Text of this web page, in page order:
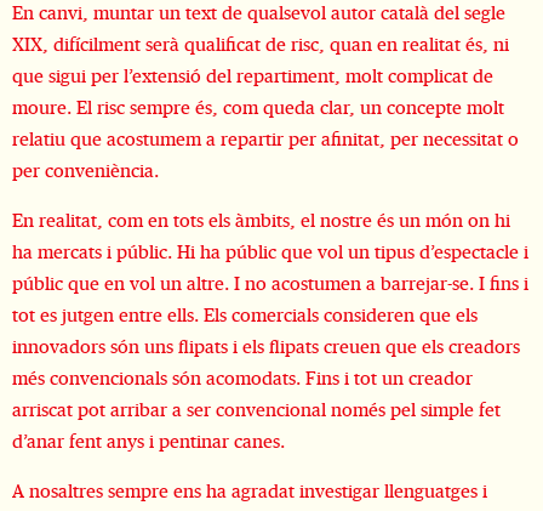
En canvi, muntar un text de qualsevol autor català del segle
XIX, difícilment serà qualificat de risc, quan en realitat és, ni
que sigui per l’extensió del repartiment, molt complicat de
moure. El risc sempre és, com queda clar, un concepte molt
relatiu que acostumem a repartir per afinitat, per necessitat o
per conveniència.
En realitat, com en tots els àmbits, el nostre és un món on hi
ha mercats i públic. Hi ha públic que vol un tipus d’espectacle i
públic que en vol un altre. I no acostumen a barrejar-se. I fins i
tot es jutgen entre ells. Els comercials consideren que els
innovadors són uns flipats i els flipats creuen que els creadors
més convencionals són acomodats. Fins i tot un creador
arriscat pot arribar a ser convencional només pel simple fet
d’anar fent anys i pentinar canes.
A nosaltres sempre ens ha agradat investigar llenguatges i